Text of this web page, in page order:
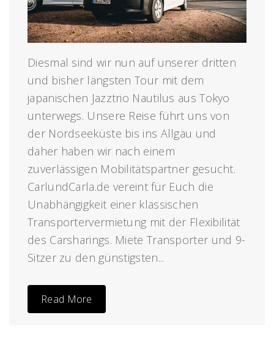
Diesmal sind wir nun auf unserer dritten
und bisher längsten Tour mit dem
japanischen Jazztrio Nautilus aus Tokyo
unterwegs. Unsere Reise führt uns von
der Nordseeküste bis ins Allgäu und
daher haben wir nach einem
zuverlässigen Mobilitätspartner gesucht.
CarlundCarla.de vereint für Euch die
Unabhängigkeit einer klassischen
Transportervermietung mit der Flexibilität
des Carsharings. Miete Transporter und 9-
Sitzer zu den günstigsten...
Read More